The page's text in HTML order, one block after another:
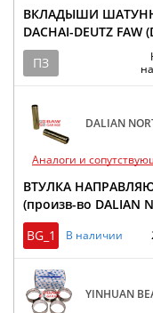
ВКЛАДЫШИ
DACHAI-DEUTZ FAW
ПЗ
DALIAN
Аналоги и
ВТУЛКА
(произв-во DALIAN
BG_1
В наличии
YINHUAN